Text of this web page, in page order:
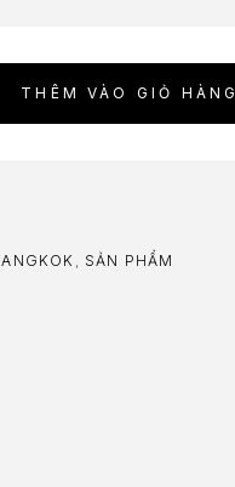
THÊM VÀO GIỎ HÀNG
SẢN PHẨM